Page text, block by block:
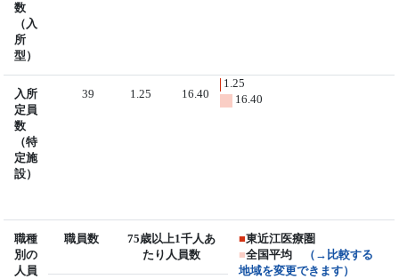
数
（入
所
型）
入所
定員
数
（特
定施
設）
39 1.25 16.40
1.25
16.40
職種
別の
人員
職員数
75歳以上1千人あ
たり人員数
■東近江医療圏
■全国平均
（→比較する
地域を変更できます）